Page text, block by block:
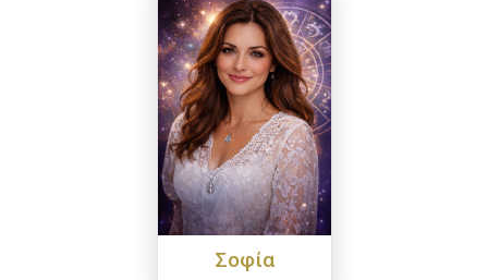
Σοφία